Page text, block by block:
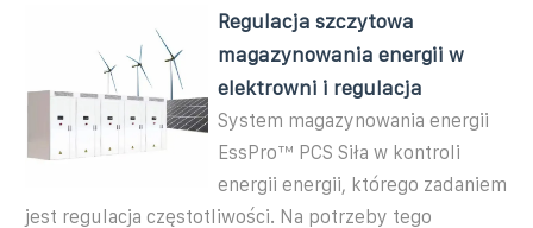
Regulacja szczytowa
magazynowania energii w
elektrowni i regulacja
System magazynowania energii
EssPro™ PCS Siła w kontroli
energii energii, którego zadaniem
jest regulacja częstotliwości. Na potrzeby tego